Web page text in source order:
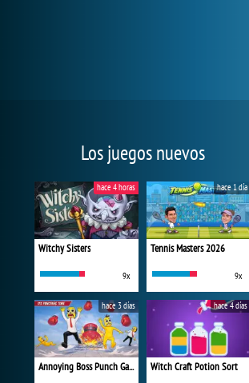
Los juegos nuevos
Witchy Sisters
9x
hace 4 horas
Tennis Masters 2026
9x
hace 1 día
Annoying Boss Punch Game
hace 3 días
Witch Craft Potion Sort
hace 4 días